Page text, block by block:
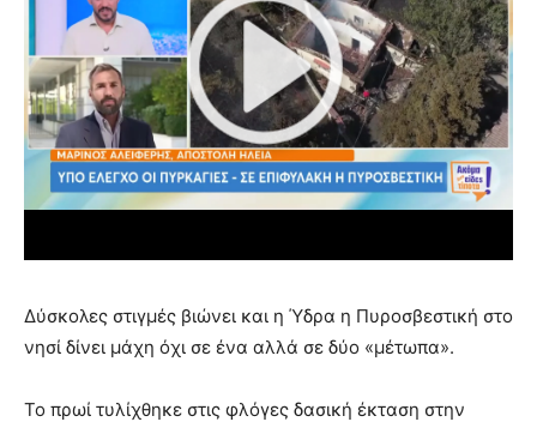
Δύσκολες στιγμές βιώνει και η Ύδρα η Πυροσβεστική στο
νησί δίνει μάχη όχι σε ένα αλλά σε δύο «μέτωπα».
Το πρωί τυλίχθηκε στις φλόγες δασική έκταση στην